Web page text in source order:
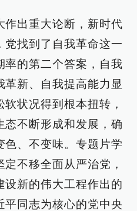
作出重大论断，新时代
党找到了自我革命这一
率的第二个答案，自我
革新、自我提高能力显
状况得到根本扭转，
态不断形成和发展，确
色、不变味。专题片学
不移全面从严治党，
设新的伟大工程作出的
平同志为核心的党中央